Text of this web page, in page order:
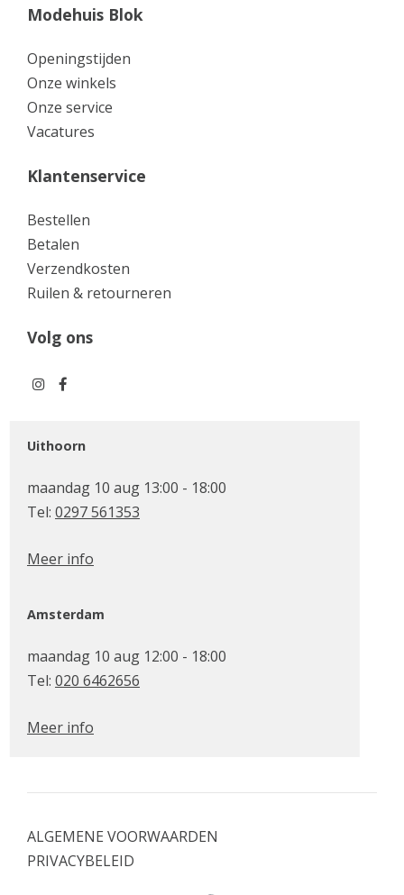
Modehuis Blok
Openingstijden
Onze winkels
Onze service
Vacatures
Klantenservice
Bestellen
Betalen
Verzendkosten
Ruilen & retourneren
Volg ons
Uithoorn
maandag 10 aug 13:00 - 18:00
Tel: 0297 561353
Meer info
Amsterdam
maandag 10 aug 12:00 - 18:00
Tel: 020 6462656
Meer info
ALGEMENE VOORWAARDEN
PRIVACYBELEID